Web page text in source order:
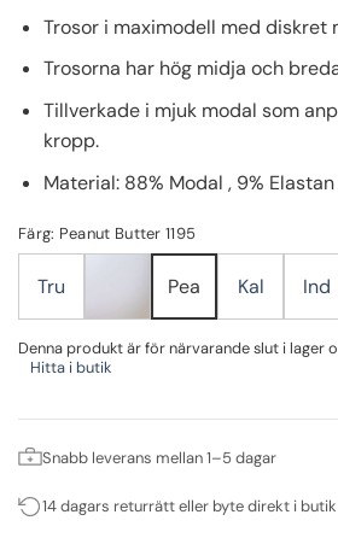
Trosor i maximodell med diskret
Trosorna har hög midja och
Tillverkade i mjuk modal som
kropp.
Material: 88% Modal , 9%
Färg: Peanut Butter 1195
Tru Pea Kal Ind
Denna produkt är för närvarande slut i lager
Hitta i butik
Snabb leverans mellan 1–5 dagar
14 dagars returrätt eller byte direkt i butik